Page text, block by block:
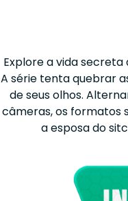
Explore a vida secreta
A série tenta quebrar
de seus olhos.
câmeras, os formatos
a esposa do